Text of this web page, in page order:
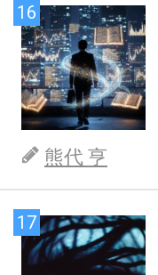
16
熊代 亨
17